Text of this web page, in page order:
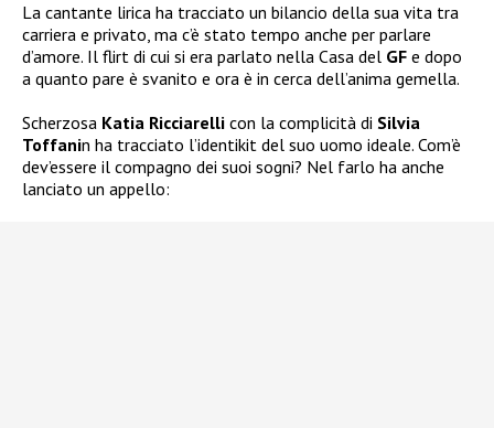
La cantante lirica ha tracciato un bilancio della sua vita tra
carriera e privato, ma c’è stato tempo anche per parlare
d’amore. Il flirt di cui si era parlato nella Casa del GF e dopo
a quanto pare è svanito e ora è in cerca dell’anima gemella.
Scherzosa Katia Ricciarelli con la complicità di Silvia
Toffanin ha tracciato l’identikit del suo uomo ideale. Com’è
dev’essere il compagno dei suoi sogni? Nel farlo ha anche
lanciato un appello: